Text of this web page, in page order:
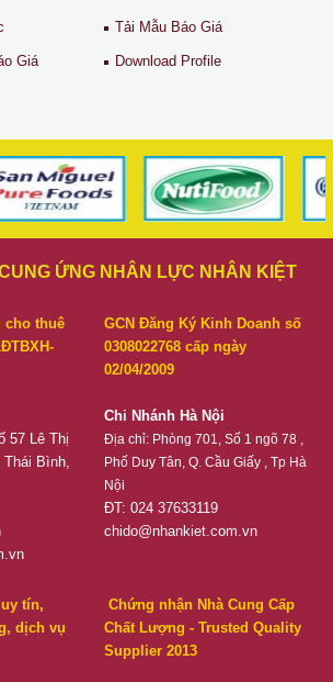
Tải Mẫu Báo Giá
Giá Download Profile
ỨNG NHÂN LỰC NHÂN KIỆT
cho thuê
57 Lê Thị
Bình,
GCN Đăng Ký Kinh Doanh số
0308022768 cấp ngày
02/04/2009
Chi Nhánh Hà Nội
Địa chỉ: Phòng 701, Số 1 ngõ 78 ,
Phố Duy Tân, Q. Cầu Giấy , Tp Hà
Nội
ĐT: 024 37633119
chido@nhankiet.com.vn
tín,
dịch vụ
Chứng nhận Nhà Cung Cấp
Chất Lượng - Trusted Quality
Supplier 2013